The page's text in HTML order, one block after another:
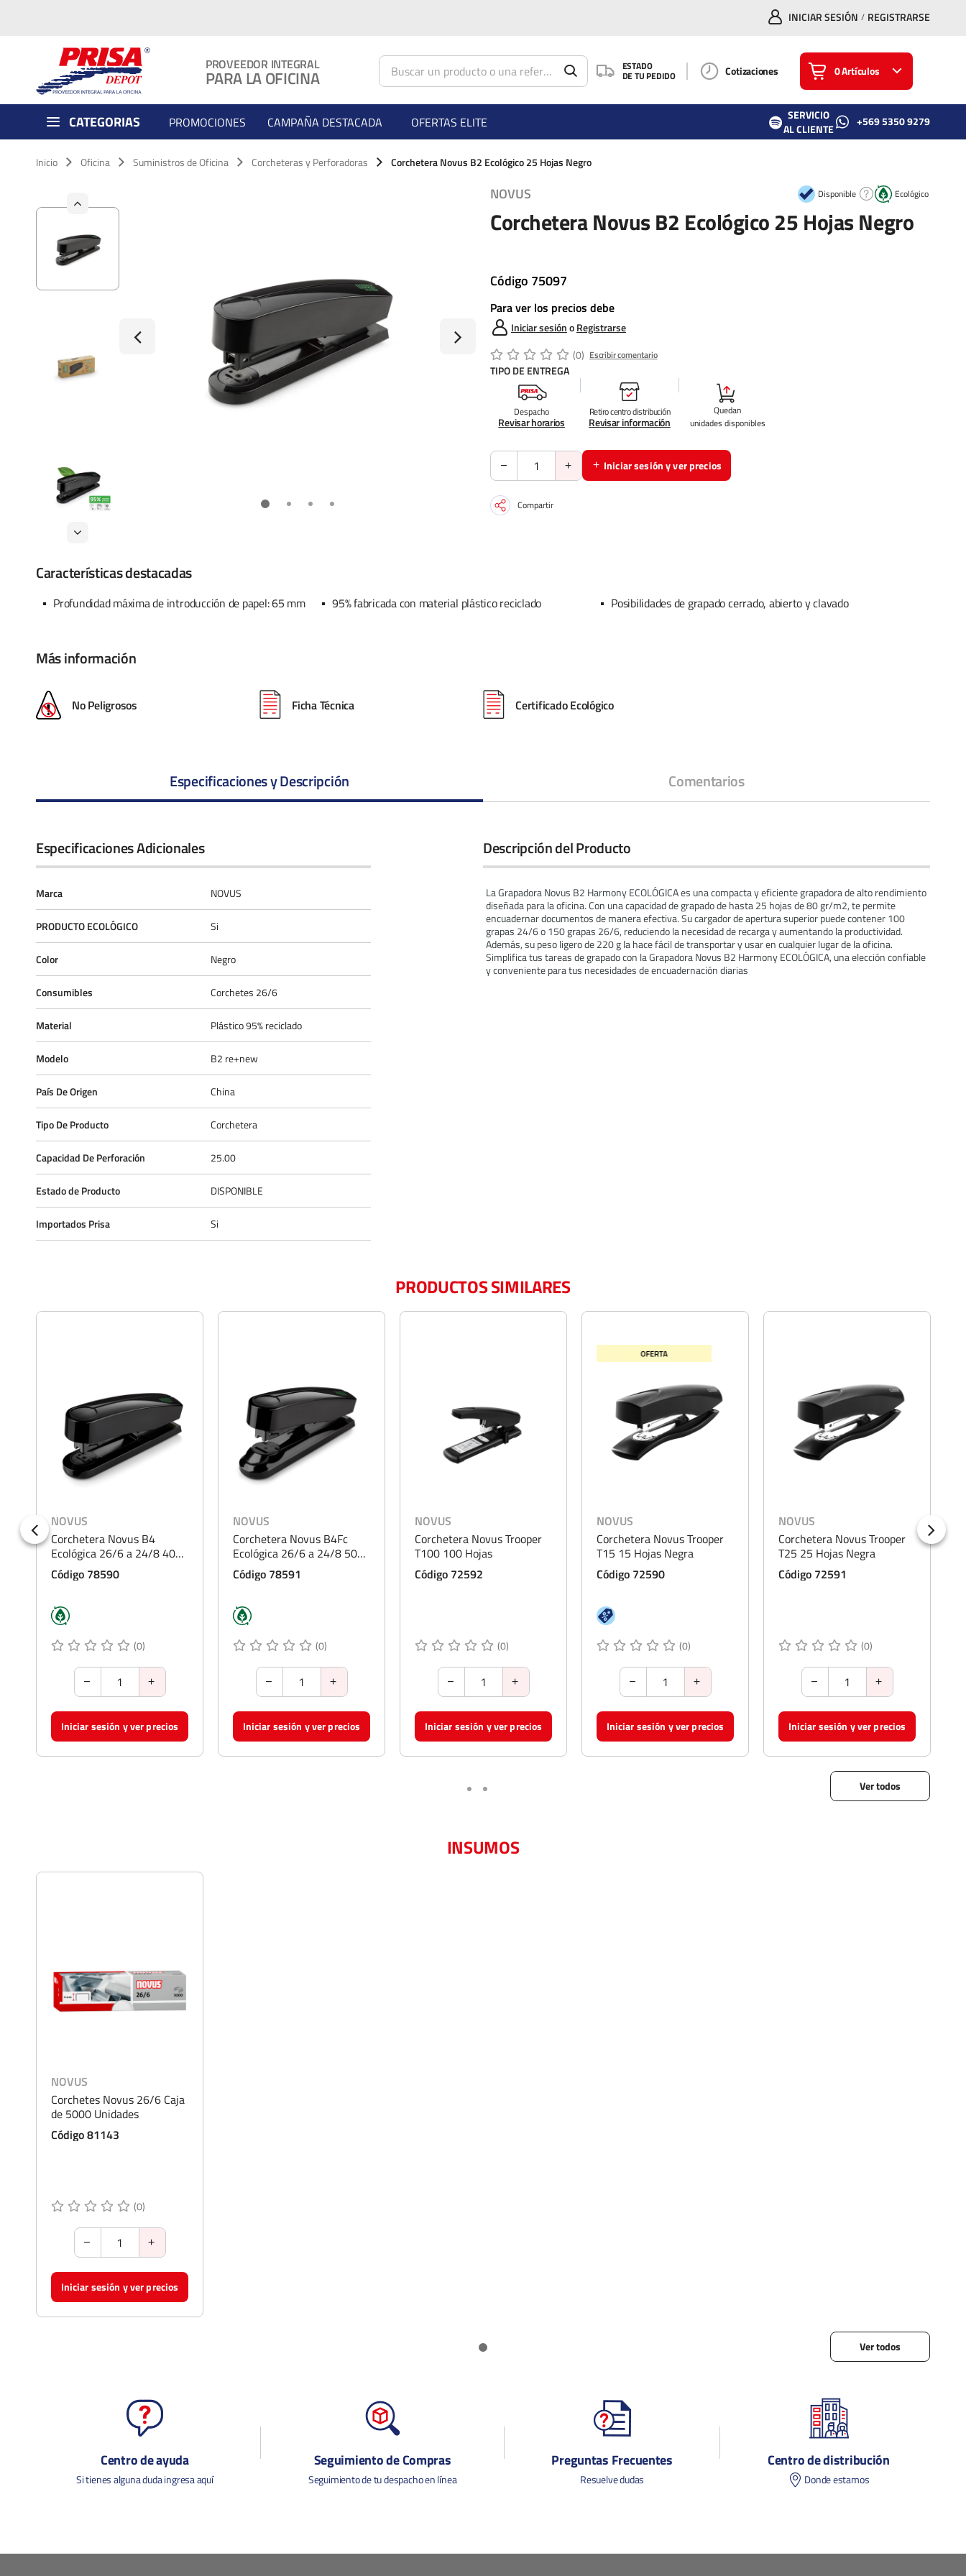
INICIAR SESIÓN / REGISTRARSE
PROVEEDOR INTEGRAL
PARA LA OFICINA
ESTADO
DE TU PEDIDO Cotizaciones 0 Artículos
CATEGORIAS PROMOCIONES CAMPAÑA DESTACADA OFERTAS ELITE
SERVICIO
AL CLIENTE
+569 5350 9279
Inicio Oficina Suministros de Oficina Corcheteras y Perforadoras Corchetera Novus B2 Ecológico 25 Hojas Negro
NOVUS Disponible Ecológico
Corchetera Novus B2 Ecológico 25 Hojas Negro
Código 75097
Para ver los precios debe
Iniciar sesiónoRegistrarse
(0) Escribir comentario
TIPO DE ENTREGA
Despacho
Revisar horarios
Retiro centro distribución
Revisar información
Quedan
unidades disponibles
Iniciar sesión y ver precios
Compartir
Características destacadas
Profundidad máxima de introducción de papel: 65 mm 95% fabricada con material plástico reciclado Posibilidades de grapado cerrado, abierto y clavado
Más información
No Peligrosos Ficha Técnica Certificado Ecológico
Especificaciones y Descripción Comentarios
Especificaciones Adicionales
Marca NOVUS
PRODUCTO ECOLÓGICO Si
Color Negro
Consumibles Corchetes 26/6
Material Plástico 95% reciclado
Modelo B2 re+new
País De Origen China
Tipo De Producto Corchetera
Capacidad De Perforación 25.00
Estado de Producto DISPONIBLE
Importados Prisa Si
Descripción del Producto
La Grapadora Novus B2 Harmony ECOLÓGICA es una compacta y eficiente grapadora de alto rendimiento
diseñada para la oficina. Con una capacidad de grapado de hasta 25 hojas de 80 gr/m2, te permite
encuadernar documentos de manera efectiva. Su cargador de apertura superior puede contener 100
grapas 24/6 o 150 grapas 26/6, reduciendo la necesidad de recarga y aumentando la productividad.
Además, su peso ligero de 220 g la hace fácil de transportar y usar en cualquier lugar de la oficina.
Simplifica tus tareas de grapado con la Grapadora Novus B2 Harmony ECOLÓGICA, una elección confiable
y conveniente para tus necesidades de encuadernación diarias
PRODUCTOS SIMILARES
NOVUS
Corchetera Novus B4
Ecológica 26/6 a 24/8 40
Hojas Negra
Código 78590
(0)
Iniciar sesión y ver precios
NOVUS
Corchetera Novus B4Fc
Ecológica 26/6 a 24/8 50
Hojas Negra
Código 78591
(0)
Iniciar sesión y ver precios
NOVUS
Corchetera Novus Trooper
T100 100 Hojas
Código 72592
(0)
Iniciar sesión y ver precios
NOVUS
Corchetera Novus Trooper
T15 15 Hojas Negra
Código 72590
(0)
Iniciar sesión y ver precios
NOVUS
Corchetera Novus Trooper
T25 25 Hojas Negra
Código 72591
(0)
Iniciar sesión y ver precios
Ver todos
INSUMOS
NOVUS
Corchetes Novus 26/6 Caja
de 5000 Unidades
Código 81143
(0)
Iniciar sesión y ver precios
Ver todos
Centro de ayuda
Si tienes alguna duda ingresa aquí
Seguimiento de Compras
Seguimiento de tu despacho en línea
Preguntas Frecuentes
Resuelve dudas
Centro de distribución
Donde estamos